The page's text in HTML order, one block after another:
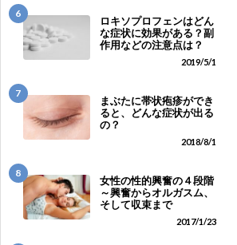
6
ロキソプロフェンはどん
な症状に効果がある？副
作用などの注意点は？
2019/5/1
7
まぶたに帯状疱疹ができ
ると、どんな症状が出る
の？
2018/8/1
8
女性の性的興奮の４段階
～興奮からオルガスム、
そして収束まで
2017/1/23